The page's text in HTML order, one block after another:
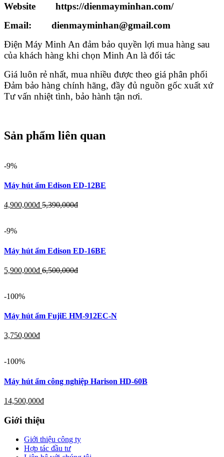
Website https://dienmayminhan.com/
Email: dienmayminhan@gmail.com
Điện Máy Minh An đảm bảo quyền lợi mua hàng sau
của khách hàng khi chọn Minh An là đối tác
Giá luôn rẻ nhất, mua nhiều được theo giá phân phối
Đảm bảo hàng chính hãng, đầy đủ nguồn gốc xuất xứ
Tư vấn nhiệt tình, bảo hành tận nơi.
Sản phẩm liên quan
-9%
Máy hút ẩm Edison ED-12BE
4,900,000đ 5,390,000đ
-9%
Máy hút ẩm Edison ED-16BE
5,900,000đ 6,500,000đ
-100%
Máy hút ẩm FujiE HM-912EC-N
3,750,000đ
-100%
Máy hút ẩm công nghiệp Harison HD-60B
14,500,000đ
Giới thiệu
Giới thiệu công ty
Hợp tác đầu tư